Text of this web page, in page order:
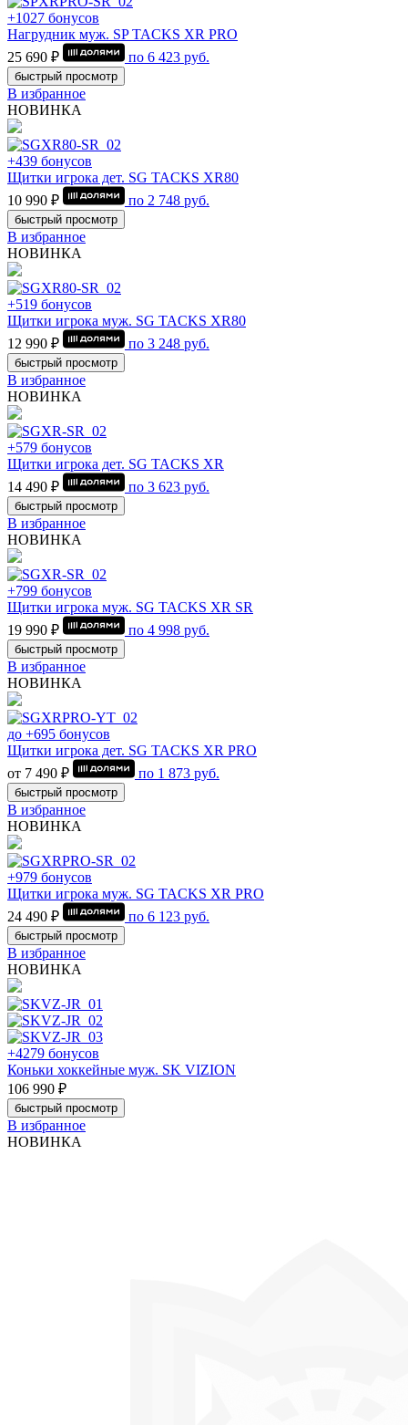
+1027 бонусов
Нагрудник муж. SP TACKS XR PRO
25 690 ₽
по 6 423 руб.
быстрый просмотр
В избранное
НОВИНКА
+439 бонусов
Щитки игрока дет. SG TACKS XR80
10 990 ₽
по 2 748 руб.
быстрый просмотр
В избранное
НОВИНКА
+519 бонусов
Щитки игрока муж. SG TACKS XR80
12 990 ₽
по 3 248 руб.
быстрый просмотр
В избранное
НОВИНКА
+579 бонусов
Щитки игрока дет. SG TACKS XR
14 490 ₽
по 3 623 руб.
быстрый просмотр
В избранное
НОВИНКА
+799 бонусов
Щитки игрока муж. SG TACKS XR SR
19 990 ₽
по 4 998 руб.
быстрый просмотр
В избранное
НОВИНКА
до +695 бонусов
Щитки игрока дет. SG TACKS XR PRO
от 7 490 ₽
по 1 873 руб.
быстрый просмотр
В избранное
НОВИНКА
+979 бонусов
Щитки игрока муж. SG TACKS XR PRO
24 490 ₽
по 6 123 руб.
быстрый просмотр
В избранное
НОВИНКА
+4279 бонусов
Коньки хоккейные муж. SK VIZION
106 990 ₽
быстрый просмотр
В избранное
НОВИНКА